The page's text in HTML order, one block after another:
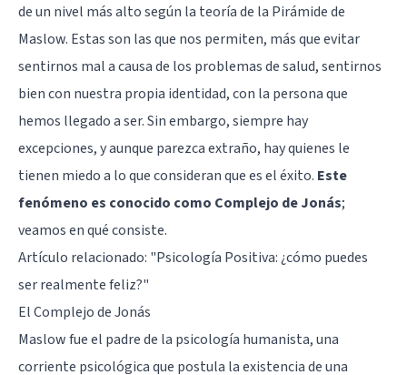
de un nivel más alto según la teoría de la Pirámide de
Maslow. Estas son las que nos permiten, más que evitar
sentirnos mal a causa de los problemas de salud, sentirnos
bien con nuestra propia identidad, con la persona que
hemos llegado a ser. Sin embargo, siempre hay
excepciones, y aunque parezca extraño, hay quienes le
tienen miedo a lo que consideran que es el éxito. Este
fenómeno es conocido como Complejo de Jonás;
veamos en qué consiste.
Artículo relacionado: "Psicología Positiva: ¿cómo puedes
ser realmente feliz?"
El Complejo de Jonás
Maslow fue el padre de la psicología humanista, una
corriente psicológica que postula la existencia de una